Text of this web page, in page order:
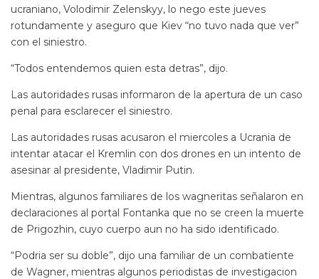
ucraniano, Volodimir Zelenskyy, lo nego este jueves
rotundamente y aseguro que Kiev “no tuvo nada que ver”
con el siniestro.
“Todos entendemos quien esta detras”, dijo.
Las autoridades rusas informaron de la apertura de un caso
penal para esclarecer el siniestro.
Las autoridades rusas acusaron el miercoles a Ucrania de
intentar atacar el Kremlin con dos drones en un intento de
asesinar al presidente, Vladimir Putin.
Mientras, algunos familiares de los wagneritas señalaron en
declaraciones al portal Fontanka que no se creen la muerte
de Prigozhin, cuyo cuerpo aun no ha sido identificado.
“Podria ser su doble”, dijo una familiar de un combatiente
de Wagner, mientras algunos periodistas de investigacion